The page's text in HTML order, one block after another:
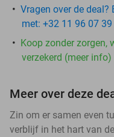
Vragen over de
met: +32 11 96 07 39
Koop zonder zorgen,
verzekerd (meer info)
Meer over deze
Zin om er samen even
verblijf in het hart van